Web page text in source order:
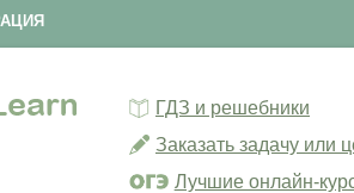
ГДЗ и решебники
Заказать задачу или
Лучшие онлайн-